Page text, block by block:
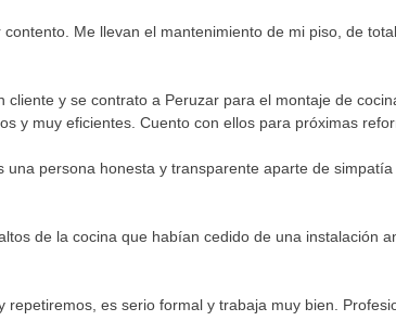
Me llevan el mantenimiento de mi piso, de
cliente y se contrato a Peruzar para el montaje de
y muy eficientes. Cuento con ellos para próximas
una persona honesta y transparente aparte de
de la cocina que habían cedido de una instalación
repetiremos, es serio formal y trabaja muy bien.